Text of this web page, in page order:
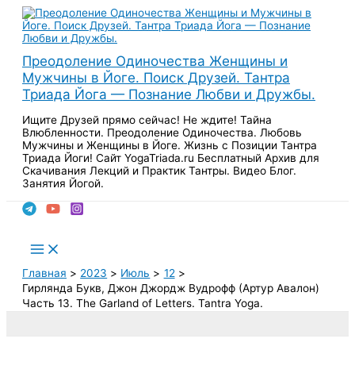
Перейти
содержимому
Преодоление Одиночества Женщины и
Мужчины в Йоге. Поиск Друзей. Тантра
Триада Йога — Познание Любви и Дружбы.
Ищите Друзей прямо сейчас! Не ждите! Тайна
Влюбленности. Преодоление Одиночества. Любовь
Мужчины и Женщины в Йоге. Жизнь с Позиции Тантра
Триада Йоги! Сайт YogaTriada.ru Бесплатный Архив для
Скачивания Лекций и Практик Тантры. Видео Блог.
Занятия Йогой.
Main
Menu
Главная
2023 Июль
12
Гирлянда Букв, Джон Джордж Вудрофф (Артур Авалон)
Часть 13. The Garland of Letters. Tantra Yoga.